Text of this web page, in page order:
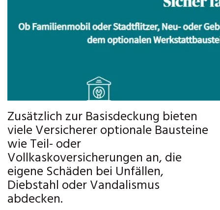
Zusätzlich zur Basisdeckung bieten
viele Versicherer optionale Bausteine
wie Teil- oder
Vollkaskoversicherungen an, die
eigene Schäden bei Unfällen,
Diebstahl oder Vandalismus
abdecken.